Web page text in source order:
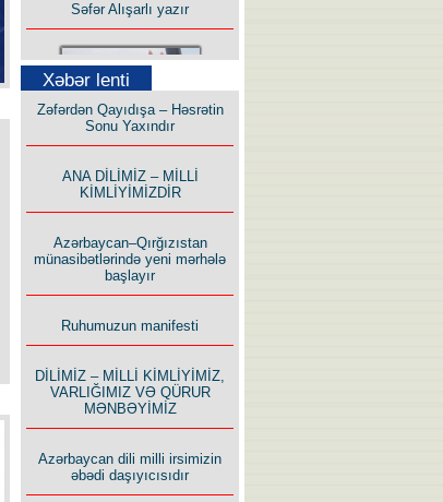
Uzun yolun Yolçusu
Bu yolda mən varam!
Xəbər lenti
Zəfərdən Qayıdışa – Həsrətin
Sonu Yaxındır
ANA DİLİMİZ – MİLLİ
KİMLİYİMİZDİR
Azərbaycan–Qırğızıstan
münasibətlərində yeni mərhələ
başlayır
Ruhumuzun manifesti
DİLİMİZ – MİLLİ KİMLİYİMİZ,
VARLIĞIMIZ VƏ QÜRUR
MƏNBƏYİMİZ
Azərbaycan dili milli irsimizin
əbədi daşıyıcısıdır